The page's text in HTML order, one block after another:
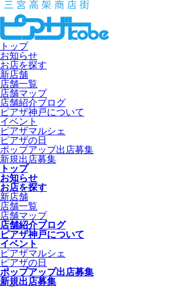
トップ
お知らせ
お店を探す
新店舗
店舗一覧
店舗マップ
店舗紹介ブログ
ピアザ神戸について
イベント
ピアザマルシェ
ピアザの日
ポップアップ出店募集
新規出店募集
トップ
お知らせ
お店を探す
新店舗
店舗一覧
店舗マップ
店舗紹介ブログ
ピアザ神戸について
イベント
ピアザマルシェ
ピアザの日
ポップアップ出店募集
新規出店募集